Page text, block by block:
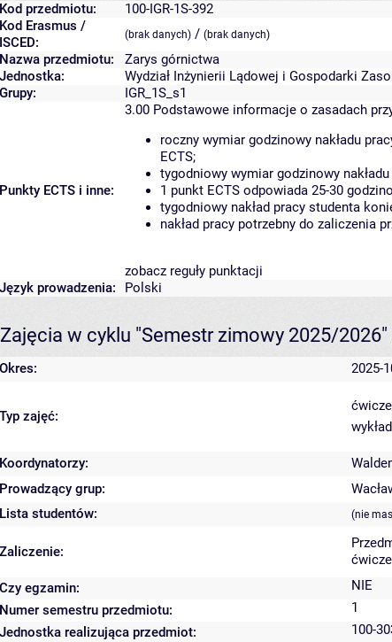
Kod przedmiotu:
100-IGR-1S-392
Kod Erasmus /
ISCED:
(brak danych) / (brak danych)
Nazwa przedmiotu:
Zarys górnictwa
Jednostka:
Wydział Inżynierii Lądowej i Gospodarki
Grupy:
IGR_1S_s1
Punkty ECTS i inne:
3.00 Podstawowe informacje o zasadach
roczny wymiar godzinowy nakładu
ECTS;
tygodniowy wymiar godzinowy
1 punkt ECTS odpowiada 25-30
tygodniowy nakład pracy studenta
nakład pracy potrzebny do zaliczenia
zobacz reguły punktacji
Język prowadzenia:
Polski
Zajęcia w cyklu "Semestr zimowy 2025/2026"
Okres: 2025-
Typ zajęć:
Koordynatorzy:
Prowadzący grup:
Lista studentów:
(nie
Zaliczenie:
Czy egzamin:
NIE
Numer semestru przedmiotu:
1
Jednostka realizująca przedmiot:
100-